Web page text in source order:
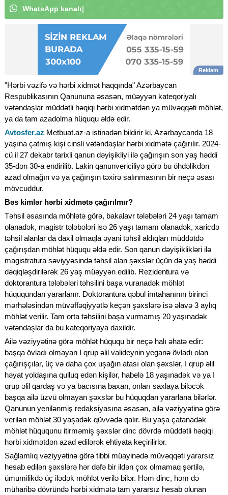
WhatsApp kanalım
"Hərbi vəzifə və hərbi xidmət haqqında" Azərbaycan
Respublikasının Qanununa əsasən, müəyyən kateqoriyalı
vətəndaşlar müddətli həqiqi hərbi xidmətdən ya müvəqqəti möhlət,
ya da tam azadolma hüququ əldə edir.
Avtosfer.az Metbuat.az-a istinadən bildirir ki, Azərbaycanda 18
yaşına çatmış kişi cinsli vətəndaşlar hərbi xidmətə çağırılır. 2024-
cü il 27 dekabr tarixli qanun dəyişikliyi ilə çağırışın son yaş həddi
35-dən 30-a endirilib. Lakin qanunvericiliyə görə bu öhdəlikdən
azad olmağın və ya çağırışın təxirə salınmasının bir neçə əsası
mövcuddur.
Bəs kimlər hərbi xidmətə çağırılmır?
Təhsil əsasında möhlətə görə, bakalavr tələbələri 24 yaşı tamam
olanadək, magistr tələbələri isə 26 yaşı tamam olanadək, xaricdə
təhsil alanlar da daxil olmaqla əyani təhsil aldıqları müddətdə
çağırışdan möhlət hüququ əldə edir. Son qanun dəyişiklikləri ilə
magistratura səviyyəsində təhsil alan şəxslər üçün də yaş həddi
dəqiqləşdirilərək 26 yaş müəyyən edilib. Rezidentura və
doktorantura tələbələri təhsilini başa vuranadək möhlət
hüququndan yararlanır. Doktorantura qəbul imtahanının birinci
mərhələsindən müvəffəqiyyətlə keçən şəxslərə isə əlavə 3 aylıq
möhlət verilir. Tam orta təhsilini başa vurmamış 20 yaşınadək
vətəndaşlar da bu kateqoriyaya daxildir.
Ailə vəziyyətinə görə möhlət hüququ bir neçə halı əhatə edir:
başqa övladı olmayan I qrup əlil valideynin yeganə övladı olan
çağırışçılar, üç və daha çox uşağın atası olan şəxslər, I qrup əlil
həyat yoldaşına qulluq edən kişilər, habelə 18 yaşınadək və ya I
qrup əlil qardaş və ya bacısına baxan, onları saxlaya biləcək
başqa ailə üzvü olmayan şəxslər bu hüquqdan yararlana bilərlər.
Qanunun yenilənmiş redaksiyasına əsasən, ailə vəziyyətinə görə
verilən möhlət 30 yaşadək qüvvədə qalır. Bu yaşa çatanadək
möhlət hüququnu itirməmiş şəxslər dinc dövrdə müddətli həqiqi
hərbi xidmətdən azad edilərək ehtiyata keçirilirlər.
Sağlamlıq vəziyyətinə görə tibbi müayinədə müvəqqəti yararsız
hesab edilən şəxslərə hər dəfə bir ildən çox olmamaq şərtilə,
ümumilikdə üç ilədək möhlət verilə bilər. Həm dinc, həm də
müharibə dövründə hərbi xidmətə tam yararsız hesab olunan